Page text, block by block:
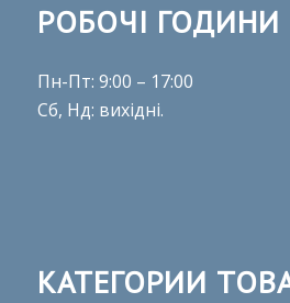
РОБОЧІ ГОДИНИ
Пн-Пт: 9:00 – 17:00
Сб, Нд: вихідні.
КАТЕГОРИИ